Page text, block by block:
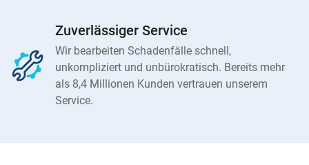
Zuverlässiger Service
Wir bearbeiten Schadenfälle schnell,
unkompliziert und unbürokratisch. Bereits mehr
als 8,4 Millionen Kunden vertrauen unserem
Service.